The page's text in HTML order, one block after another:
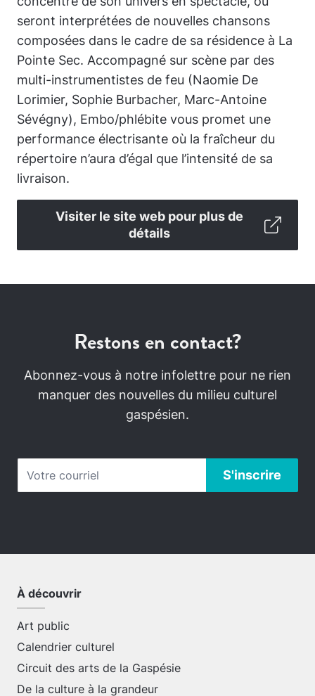
seront interprétées de nouvelles chansons
composées dans le cadre de sa résidence à La
Pointe Sec. Accompagné sur scène par des
multi-instrumentistes de feu (Naomie De
Lorimier, Sophie Burbacher, Marc-Antoine
Sévégny), Embo/phlébite vous promet une
performance électrisante où la fraîcheur du
répertoire n’aura d’égal que l’intensité de sa
livraison.
Visiter le site web pour plus de
détails
Restons en contact?
Abonnez-vous à notre infolettre pour ne rien
manquer des nouvelles du milieu culturel
gaspésien.
À découvrir
Art public
Calendrier culturel
Circuit des arts de la Gaspésie
De la culture à la grandeur